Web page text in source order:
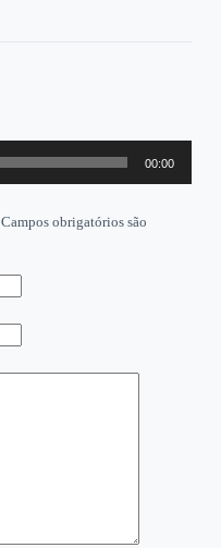
00:00
Campos obrigatórios são